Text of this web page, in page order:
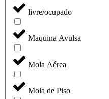
livre/ocupado
Maquina Avulsa
Mola Aérea
Mola de Piso